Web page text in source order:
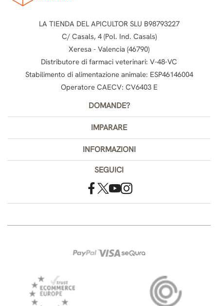
LA TIENDA DEL APICULTOR SLU B98793227
C/ Casals, 4 (Pol. Ind. Casals)
Xeresa - Valencia (46790)
Distributore di farmaci veterinari: V-48-VC
Stabilimento di alimentazione animale: ESP46146004
Operatore CAECV: CV6403 E
DOMANDE?
IMPARARE
INFORMAZIONI
SEGUICI